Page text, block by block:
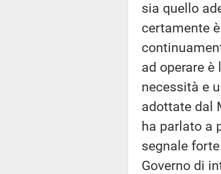
sia quello
certamente
ad operare
necessità e
adottate dal
ha parlato a
segnale
Governo di